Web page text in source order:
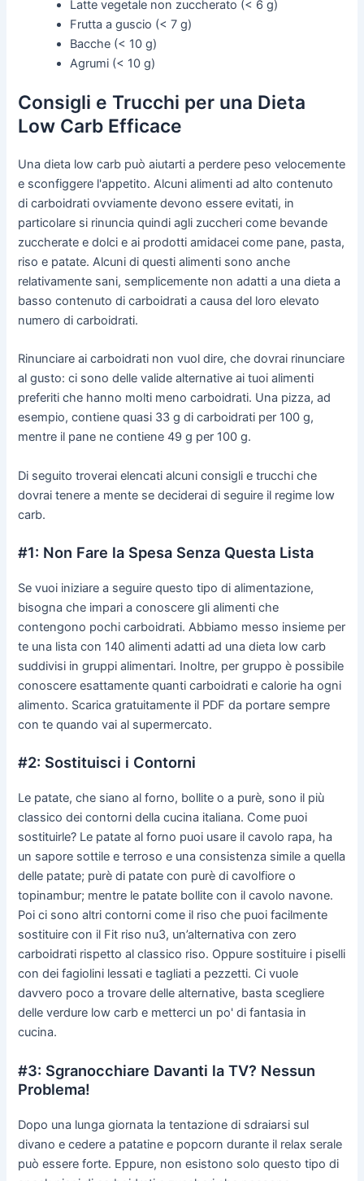
Latte vegetale non zuccherato (< 6 g)
Frutta a guscio (< 7 g)
Bacche (< 10 g)
Agrumi (< 10 g)
Consigli e Trucchi per una Dieta
Low Carb Efficace
Una dieta low carb può aiutarti a perdere peso velocemente
e sconfiggere l'appetito. Alcuni alimenti ad alto contenuto
di carboidrati ovviamente devono essere evitati, in
particolare si rinuncia quindi agli zuccheri come bevande
zuccherate e dolci e ai prodotti amidacei come pane, pasta,
riso e patate. Alcuni di questi alimenti sono anche
relativamente sani, semplicemente non adatti a una dieta a
basso contenuto di carboidrati a causa del loro elevato
numero di carboidrati.
Rinunciare ai carboidrati non vuol dire, che dovrai rinunciare
al gusto: ci sono delle valide alternative ai tuoi alimenti
preferiti che hanno molti meno carboidrati. Una pizza, ad
esempio, contiene quasi 33 g di carboidrati per 100 g,
mentre il pane ne contiene 49 g per 100 g.
Di seguito troverai elencati alcuni consigli e trucchi che
dovrai tenere a mente se deciderai di seguire il regime low
carb.
#1: Non Fare la Spesa Senza Questa Lista
Se vuoi iniziare a seguire questo tipo di alimentazione,
bisogna che impari a conoscere gli alimenti che
contengono pochi carboidrati. Abbiamo messo insieme per
te una lista con 140 alimenti adatti ad una dieta low carb
suddivisi in gruppi alimentari. Inoltre, per gruppo è possibile
conoscere esattamente quanti carboidrati e calorie ha ogni
alimento. Scarica gratuitamente il PDF da portare sempre
con te quando vai al supermercato.
#2: Sostituisci i Contorni
Le patate, che siano al forno, bollite o a purè, sono il più
classico dei contorni della cucina italiana. Come puoi
sostituirle? Le patate al forno puoi usare il cavolo rapa, ha
un sapore sottile e terroso e una consistenza simile a quella
delle patate; purè di patate con purè di cavolfiore o
topinambur; mentre le patate bollite con il cavolo navone.
Poi ci sono altri contorni come il riso che puoi facilmente
sostituire con il Fit riso nu3, un’alternativa con zero
carboidrati rispetto al classico riso. Oppure sostituire i piselli
con dei fagiolini lessati e tagliati a pezzetti. Ci vuole
davvero poco a trovare delle alternative, basta scegliere
delle verdure low carb e metterci un po' di fantasia in
cucina.
#3: Sgranocchiare Davanti la TV? Nessun
Problema!
Dopo una lunga giornata la tentazione di sdraiarsi sul
divano e cedere a patatine e popcorn durante il relax serale
può essere forte. Eppure, non esistono solo questo tipo di